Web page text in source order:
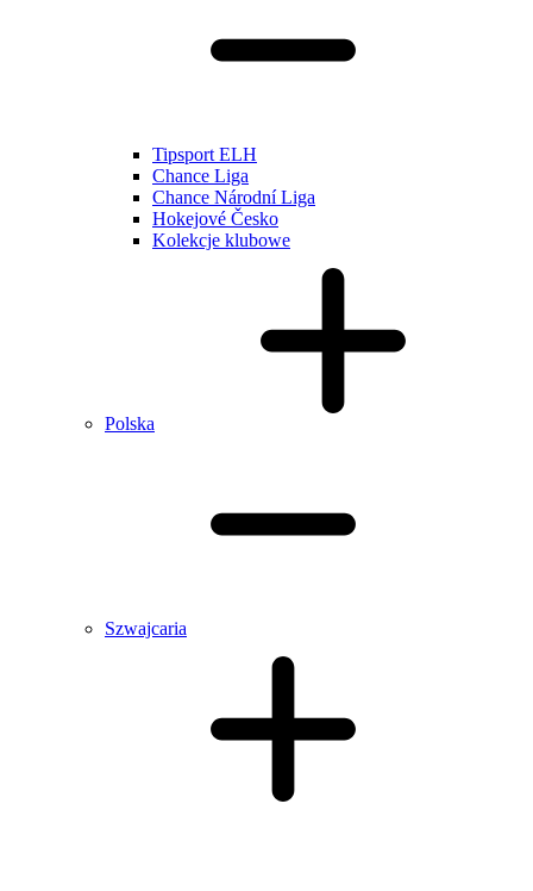
Tipsport ELH
Chance Liga
Chance Národní Liga
Hokejové Česko
Kolekcje klubowe
Polska
Szwajcaria